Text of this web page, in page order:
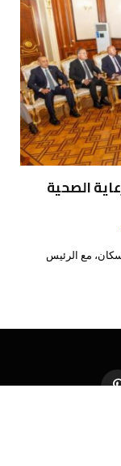
الصحية
مع الرئيس